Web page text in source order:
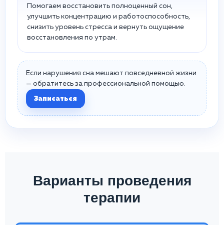
Помогаем восстановить полноценный сон,
улучшить концентрацию и работоспособность,
снизить уровень стресса и вернуть ощущение
восстановления по утрам.
Если нарушения сна мешают повседневной жизни
— обратитесь за профессиональной помощью.
Записаться
Варианты проведения
терапии